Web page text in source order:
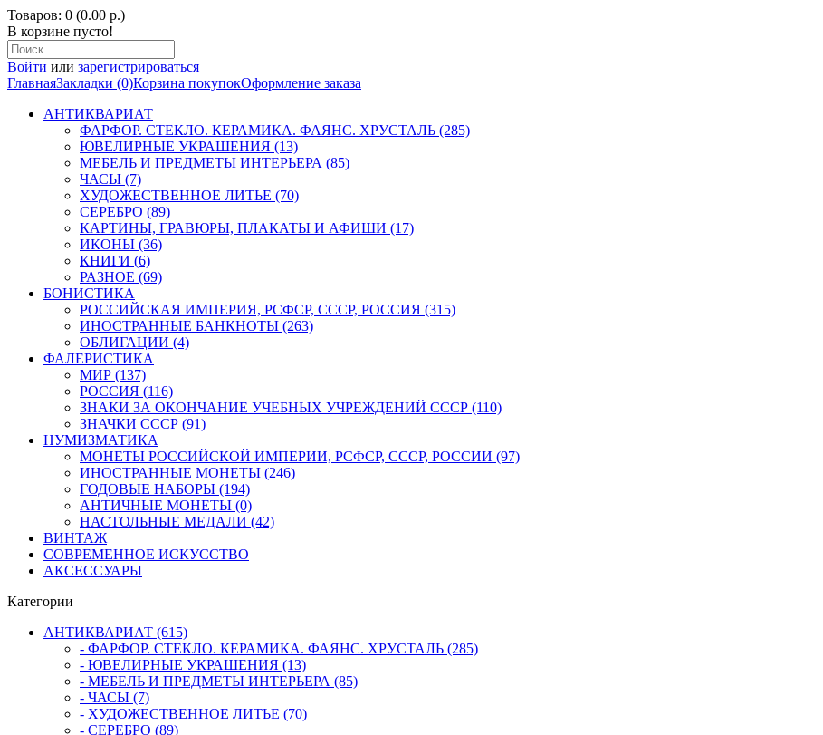
Товаров: 0 (0.00 р.)
В корзине пусто!
Войти или зарегистрироваться
ГлавнаяЗакладки (0)Корзина покупокОформление заказа
АНТИКВАРИАТ
ФАРФОР. СТЕКЛО. КЕРАМИКА. ФАЯНС. ХРУСТАЛЬ (285)
ЮВЕЛИРНЫЕ УКРАШЕНИЯ (13)
МЕБЕЛЬ И ПРЕДМЕТЫ ИНТЕРЬЕРА (85)
ЧАСЫ (7)
ХУДОЖЕСТВЕННОЕ ЛИТЬЕ (70)
СЕРЕБРО (89)
КАРТИНЫ, ГРАВЮРЫ, ПЛАКАТЫ И АФИШИ (17)
ИКОНЫ (36)
КНИГИ (6)
РАЗНОЕ (69)
БОНИСТИКА
РОССИЙСКАЯ ИМПЕРИЯ, РСФСР, СССР, РОССИЯ (315)
ИНОСТРАННЫЕ БАНКНОТЫ (263)
ОБЛИГАЦИИ (4)
ФАЛЕРИСТИКА
МИР (137)
РОССИЯ (116)
ЗНАКИ ЗА ОКОНЧАНИЕ УЧЕБНЫХ УЧРЕЖДЕНИЙ СССР (110)
ЗНАЧКИ СССР (91)
НУМИЗМАТИКА
МОНЕТЫ РОССИЙСКОЙ ИМПЕРИИ, РСФСР, СССР, РОССИИ (97)
ИНОСТРАННЫЕ МОНЕТЫ (246)
ГОДОВЫЕ НАБОРЫ (194)
АНТИЧНЫЕ МОНЕТЫ (0)
НАСТОЛЬНЫЕ МЕДАЛИ (42)
ВИНТАЖ
СОВРЕМЕННОЕ ИСКУССТВО
АКСЕССУАРЫ
Категории
АНТИКВАРИАТ (615)
- ФАРФОР. СТЕКЛО. КЕРАМИКА. ФАЯНС. ХРУСТАЛЬ (285)
- ЮВЕЛИРНЫЕ УКРАШЕНИЯ (13)
- МЕБЕЛЬ И ПРЕДМЕТЫ ИНТЕРЬЕРА (85)
- ЧАСЫ (7)
- ХУДОЖЕСТВЕННОЕ ЛИТЬЕ (70)
- СЕРЕБРО (89)